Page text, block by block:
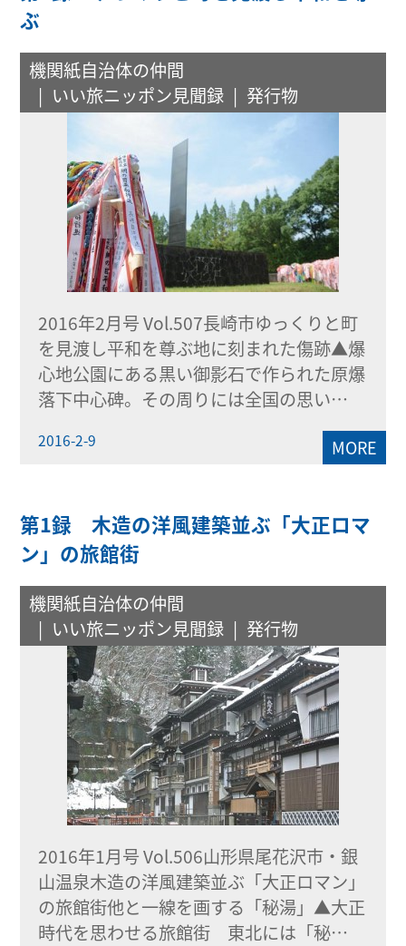
ぶ
機関紙自治体の仲間
いい旅ニッポン見聞録
発行物
2016年2月号 Vol.507長崎市ゆっくりと町
を見渡し平和を尊ぶ地に刻まれた傷跡▲爆
心地公園にある黒い御影石で作られた原爆
落下中心碑。その周りには全国の思い…
2016-2-9 MORE
第1録 木造の洋風建築並ぶ「大正ロマ
ン」の旅館街
機関紙自治体の仲間
いい旅ニッポン見聞録
発行物
2016年1月号 Vol.506山形県尾花沢市・銀
山温泉木造の洋風建築並ぶ「大正ロマン」
の旅館街他と一線を画する「秘湯」▲大正
時代を思わせる旅館街 東北には「秘…